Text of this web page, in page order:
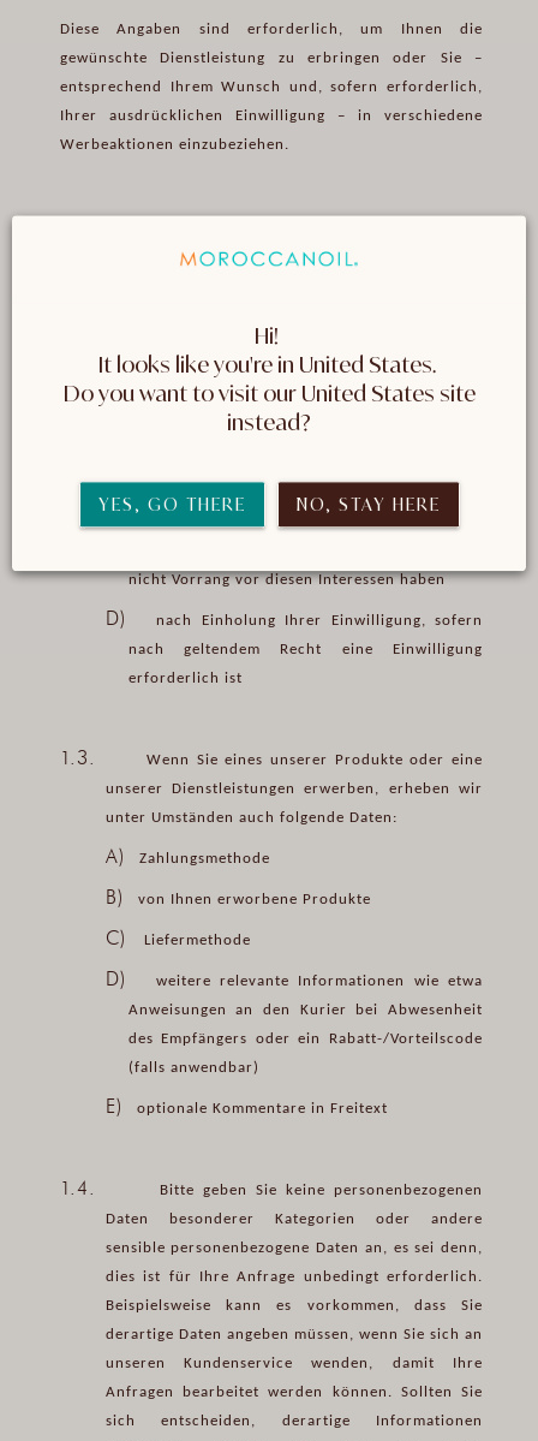
Diese Angaben sind erforderlich, um Ihnen die
gewünschte Dienstleistung zu erbringen oder Sie –
entsprechend Ihrem Wunsch und, sofern erforderlich,
Ihrer ausdrücklichen Einwilligung – in verschiedene
Werbeaktionen einzubeziehen.
1.2.
Daten nur, wenn hierfür eine gültige
aus folgenden Gründen:
A)
zur Erfüllung eines Vertrags mit Ihnen oder
zur Durchführung von Maßnahmen auf Ihren
B) zur Erfüllung einer gesetzlichen Verpflichtung
C)
zur Wahrung unserer berechtigten
nicht Vorrang vor diesen Interessen haben
D)
nach Einholung Ihrer Einwilligung, sofern
nach geltendem Recht eine Einwilligung
erforderlich ist
1.3.
Wenn Sie eines unserer Produkte oder eine
unserer Dienstleistungen erwerben, erheben wir
unter Umständen auch folgende Daten:
A) Zahlungsmethode
B) von Ihnen erworbene Produkte
C) Liefermethode
D)
weitere relevante Informationen wie etwa
Anweisungen an den Kurier bei Abwesenheit
des Empfängers oder ein Rabatt-/Vorteilscode
(falls anwendbar)
E) optionale Kommentare in Freitext
1.4.
Bitte geben Sie keine personenbezogenen
Daten besonderer Kategorien oder andere
sensible personenbezogene Daten an, es sei denn,
dies ist für Ihre Anfrage unbedingt erforderlich.
Beispielsweise kann es vorkommen, dass Sie
derartige Daten angeben müssen, wenn Sie sich an
unseren Kundenservice wenden, damit Ihre
Anfragen bearbeitet werden können. Sollten Sie
sich entscheiden, derartige Informationen
Hi!
It looks like you're in United States.
instead?
YES, GO THERE NO, STAY HERE